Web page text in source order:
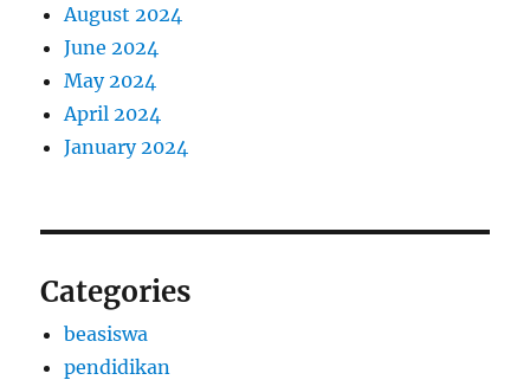
August 2024
June 2024
May 2024
April 2024
January 2024
Categories
beasiswa
pendidikan